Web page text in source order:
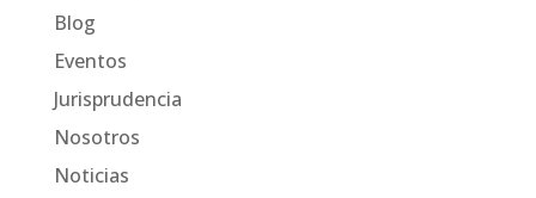
Blog
Eventos
Jurisprudencia
Nosotros
Noticias